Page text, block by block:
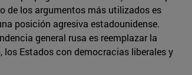
de los argumentos más utilizados es
posición agresiva estadounidense.
general rusa es reemplazar la
Estados con democracias liberales y